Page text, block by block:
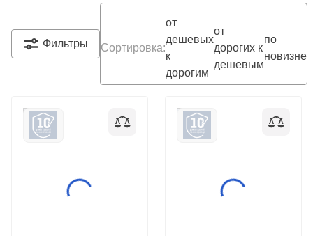
Фильтры Сортировка:
от
дешевых
к
дорогим
от
дорогих к
дешевым
по
новизне
Встраиваемая
морозильная камера
Морозильная камера
Liebherr FNe 1404